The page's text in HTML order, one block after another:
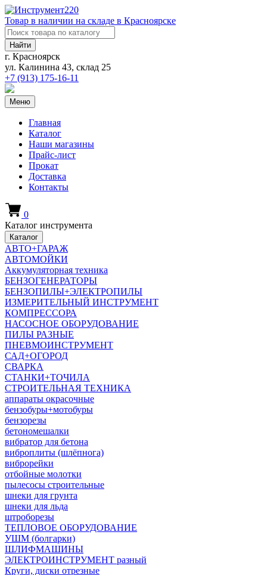
Товар в наличии на складе в Красноярске
Найти
г. Красноярск
ул. Калинина 43, склад 25
+7 (913) 175-16-11
Меню
Главная
Каталог
Наши магазины
Прайс-лист
Прокат
Доставка
Контакты
0
Каталог инструмента
Каталог
АВТО+ГАРАЖ
АВТОМОЙКИ
Аккумуляторная техника
БЕНЗОГЕНЕРАТОРЫ
БЕНЗОПИЛЫ+ЭЛЕКТРОПИЛЫ
ИЗМЕРИТЕЛЬНЫЙ ИНСТРУМЕНТ
КОМПРЕССОРА
НАСОСНОЕ ОБОРУДОВАНИЕ
ПИЛЫ РАЗНЫЕ
ПНЕВМОИНСТРУМЕНТ
САД+ОГОРОД
СВАРКА
СТАНКИ+ТОЧИЛА
СТРОИТЕЛЬНАЯ ТЕХНИКА
аппараты окрасочные
бензобуры+мотобуры
бензорезы
бетономешалки
вибратор для бетона
виброплиты (шлёпнога)
виброрейки
отбойные молотки
пылесосы строительные
шнеки для грунта
шнеки для льда
штроборезы
ТЕПЛОВОЕ ОБОРУДОВАНИЕ
УШМ (болгарки)
ШЛИФМАШИНЫ
ЭЛЕКТРОИНСТРУМЕНТ разный
Круги, диски отрезные